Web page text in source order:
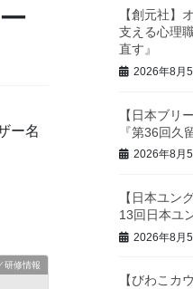
ー名
研修情報
【創元社】
支える心理
直す』
2026年8月
【日本ブリ
『第36回久
2026年8月5
【日本ユン
13回日本ユ
2026年8月
【びわこカ